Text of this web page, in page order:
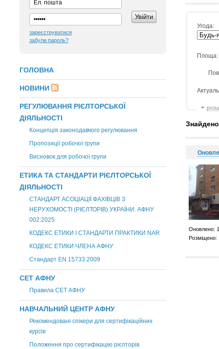
зареєструватися
забули пароль?
ГОЛОВНА
НОВИНИ
РЕГУЛЮВАННЯ РІЄЛТОРСЬКОЇ
ДІЯЛЬНОСТІ
Концепція законодавчого регулювання
Пропозиції робочої групи
Висновок для робочої групи
ЕТИКА ТА СТАНДАРТИ РІЄЛТОРСЬКОЇ
ДІЯЛЬНОСТІ
СТАНДАРТ АСОЦІАЦІЇ ФАХІВЦІВ З
НЕРУХОМОСТІ (РІЄЛТОРІВ) УКРАЇНИ. АФНУ
002:2025
КОДЕКС ЕТИКИ І СТАНДАРТИ ПРАКТИКИ NAR
КОДЕКС ЕТИКИ ЧЛЕНА АФНУ
Стандарт EN 15733:2009
СЕТ АФНУ
Правила СЕТ АФНУ
НАВЧАЛЬНИЙ ЦЕНТР АФНУ
Рекомендовані спікери для сертифікаційних
курсів
Положення про сертифікацію рієлторів
Угода:
Площа:
Оновлено:
Розміщено: